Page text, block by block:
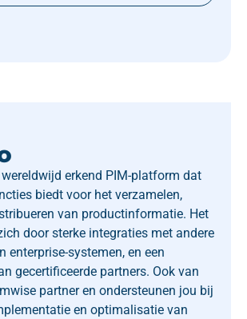
erkend PIM-platform dat
biedt voor het verzamelen,
van productinformatie. Het
door sterke integraties met andere
enterprise-systemen, en een
gecertificeerde partners. Ook van
partner en ondersteunen jou bij
en optimalisatie van